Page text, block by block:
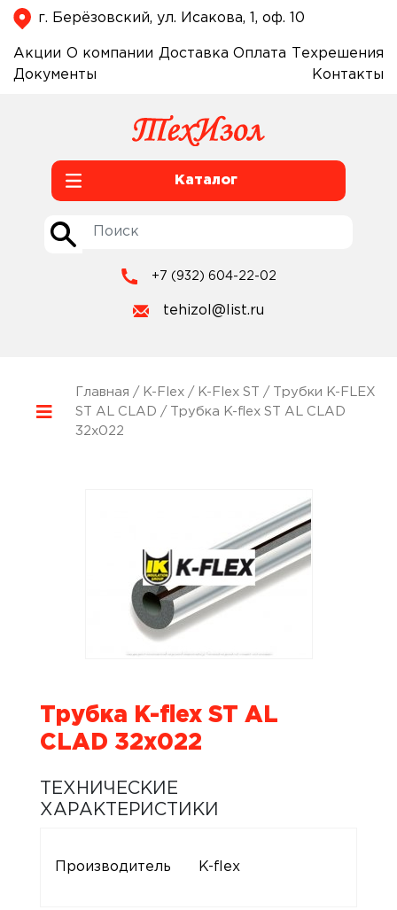
г. Берёзовский, ул. Исакова, 1, оф. 10
Акции О компании Доставка Оплата
Техрешения
Документы
Контакты
Каталог
+7 (932) 604-22-02
tehizol@list.ru
Главная / K-Flex/ K-Flex ST /
Трубки K-FLEX
ST AL CLAD / Трубка K-flex ST AL CLAD
32х022
Трубка K-flex ST AL
CLAD 32х022
ТЕХНИЧЕСКИЕ
ХАРАКТЕРИСТИКИ
Производитель K-flex